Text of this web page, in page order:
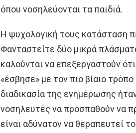
όπου νοσηλεύονται τα παιδιά.
Η ψυχολογική τους κατάσταση
Φανταστείτε δύο μικρά
καλούνται να επεξεργαστούν
«έσβησε» με τον πιο βίαιο
διαδικασία της ενημέρωσης
νοσηλευτές να προσπαθούν να
είναι αδύνατον να θεραπευτεί